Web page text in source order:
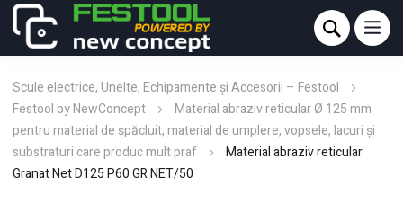
Scule electrice, Unelte, Echipamente și Accesorii – Festool
Festool by NewConcept
Material abraziv reticular Ø 125 mm
pentru material de şpăcluit, material de umplere, vopsele, lacuri şi
substraturi care produc mult praf
Material abraziv reticular
Granat Net D125 P60 GR NET/50